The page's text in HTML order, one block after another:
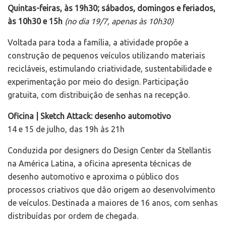
Quintas-feiras, às 19h30; sábados, domingos e feriados,
às 10h30 e 15h (no dia 19/7, apenas às 10h30)
Voltada para toda a família, a atividade propõe a
construção de pequenos veículos utilizando materiais
recicláveis, estimulando criatividade, sustentabilidade e
experimentação por meio do design. Participação
gratuita, com distribuição de senhas na recepção.
Oficina | Sketch Attack: desenho automotivo
14 e 15 de julho, das 19h às 21h
Conduzida por designers do Design Center da Stellantis
na América Latina, a oficina apresenta técnicas de
desenho automotivo e aproxima o público dos
processos criativos que dão origem ao desenvolvimento
de veículos. Destinada a maiores de 16 anos, com senhas
distribuídas por ordem de chegada.